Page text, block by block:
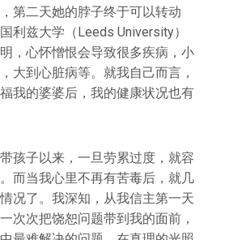
第二天她的脖子终于可以转动
利兹大学（Leeds University）
，心怀憎恨会导致很多疾病，小
大到心脏病等。就我自己而言，
我的婆婆后，我的健康状况也有
孩子以来，一旦劳累过度，就容
而当我心里不再有苦毒后，就几
况了。我深知，从我信主第一天
次次把饶恕问题带到我的面前，